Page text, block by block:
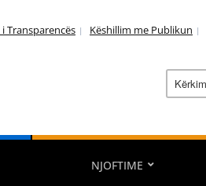
Transparencës Këshillim me Publikun
NJOFTIME